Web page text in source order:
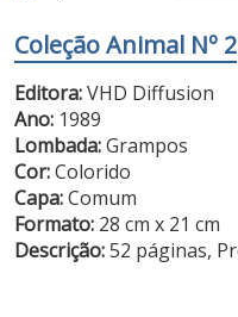
Coleção Animal Nº 2
Editora:VHD Diffusion
Ano: 1989
Lombada:Grampos
Cor:Colorido
Capa:Comum
Formato: 28 cm x 21 cm
Descrição:52 páginas,